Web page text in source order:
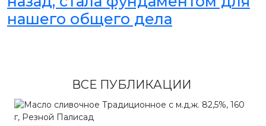
нашего общего дела
ВСЕ ПУБЛИКАЦИИ